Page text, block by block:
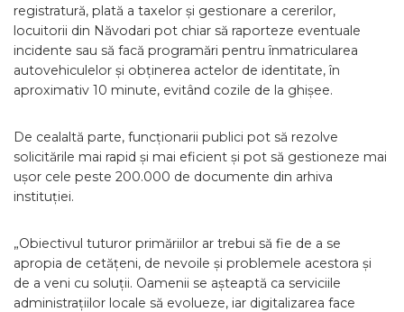
registratură, plată a taxelor și gestionare a cererilor,
locuitorii din Năvodari pot chiar să raporteze eventuale
incidente sau să facă programări pentru înmatricularea
autovehiculelor și obținerea actelor de identitate, în
aproximativ 10 minute, evitând cozile de la ghișee.
De cealaltă parte, funcționarii publici pot să rezolve
solicitările mai rapid și mai eficient și pot să gestioneze mai
ușor cele peste 200.000 de documente din arhiva
instituției.
„Obiectivul tuturor primăriilor ar trebui să fie de a se
apropia de cetățeni, de nevoile și problemele acestora și
de a veni cu soluții. Oamenii se așteaptă ca serviciile
administrațiilor locale să evolueze, iar digitalizarea face